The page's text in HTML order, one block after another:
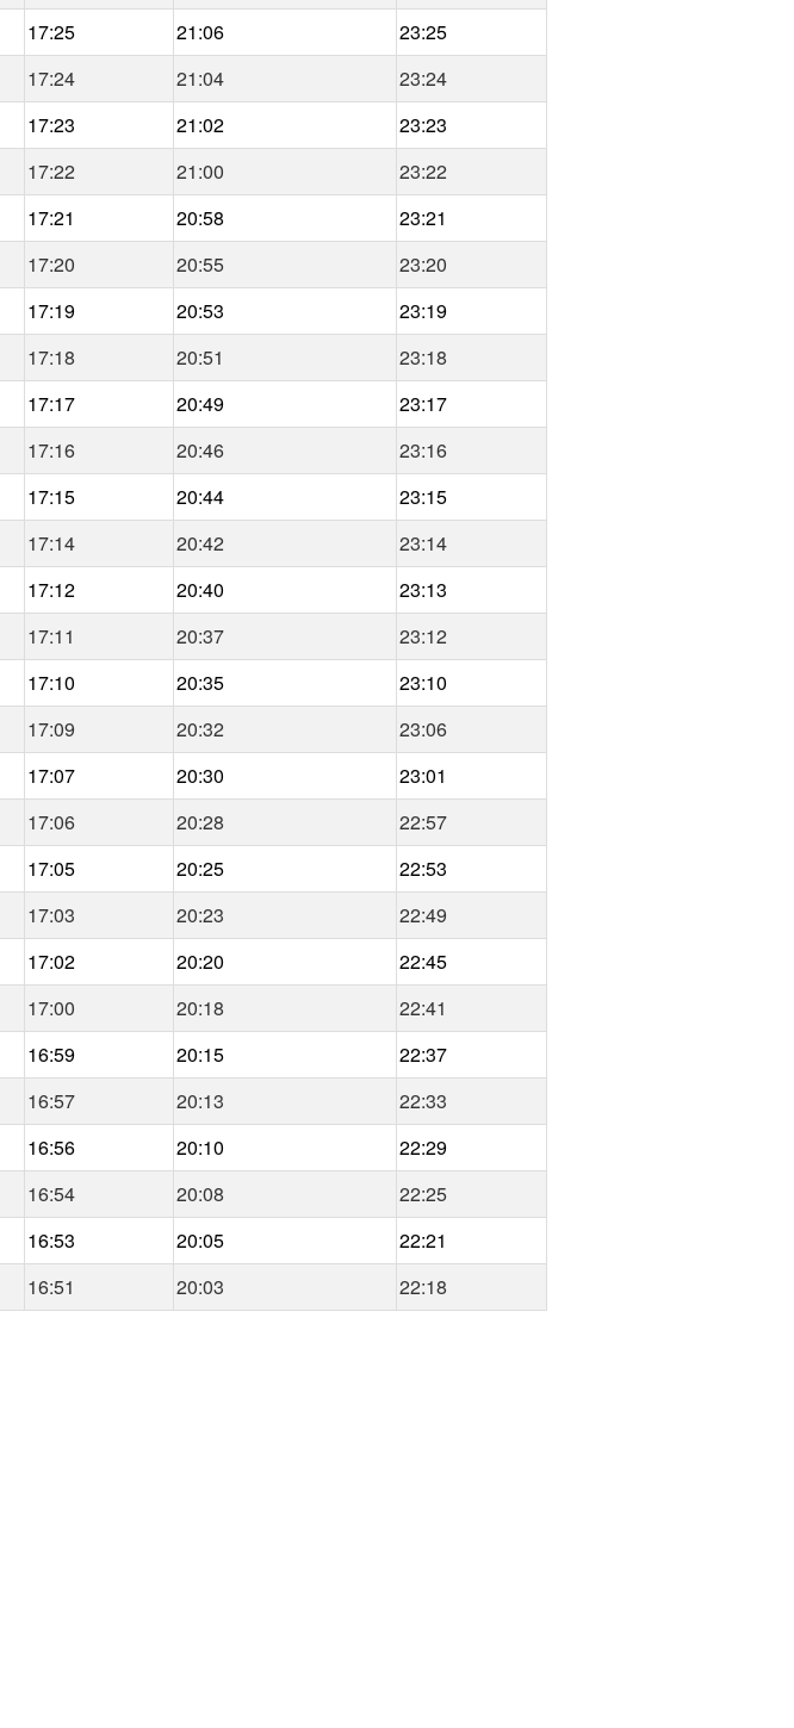
17:25 21:06
23:25
17:24 21:04
23:24
17:23 21:02
23:23
17:22 21:00
23:22
17:21 20:58
23:21
17:20 20:55
23:20
17:19 20:53
23:19
17:18 20:51
23:18
17:17 20:49
23:17
17:16 20:46
23:16
17:15 20:44
23:15
17:14 20:42
23:14
17:12 20:40
23:13
17:11 20:37
23:12
17:10 20:35
23:10
17:09 20:32
23:06
17:07 20:30
23:01
17:06 20:28
22:57
17:05 20:25
22:53
17:03 20:23
22:49
17:02 20:20
22:45
17:00 20:18
22:41
16:59 20:15
22:37
16:57 20:13
22:33
16:56 20:10
22:29
16:54 20:08
22:25
16:53 20:05
22:21
16:51 20:03 22:18